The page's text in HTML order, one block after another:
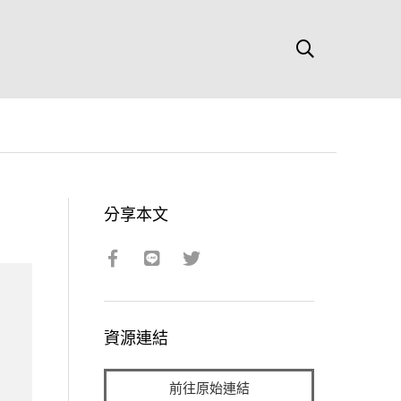
分享本文
資源連結
前往原始連結